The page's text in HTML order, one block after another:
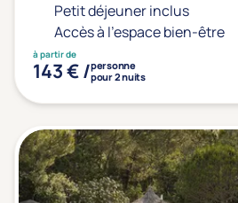
Thématiques bien-être
Accès à l'espace bien-être
Massage, détente, Rituel du
Remise en forme
Beauté & anti-âge
Silhouette, Minceur
Gestion du stress / sommeil
Petit déjeuner inclus
Accès à l'espace bien-être
à partir de
143 € /personne
pour 2 nuits